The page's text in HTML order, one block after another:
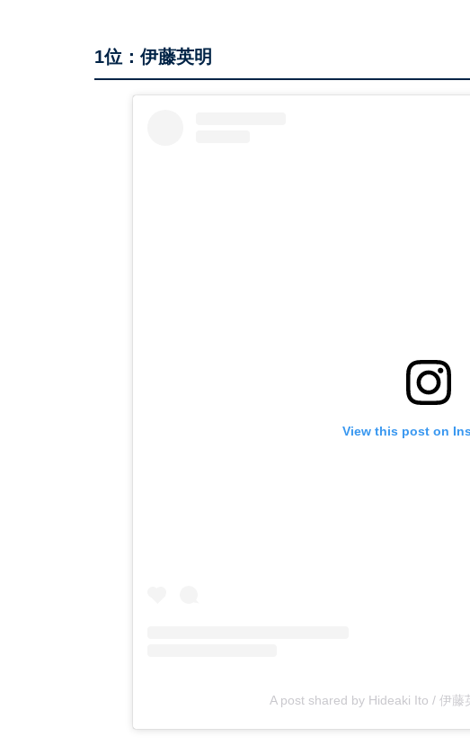
1位：伊藤英明
View this post on
A post shared by Hideaki Ito / 伊藤